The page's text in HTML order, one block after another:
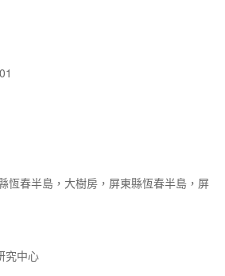
恆春半島，大樹房，屏東縣恆春半島，屏
究中心